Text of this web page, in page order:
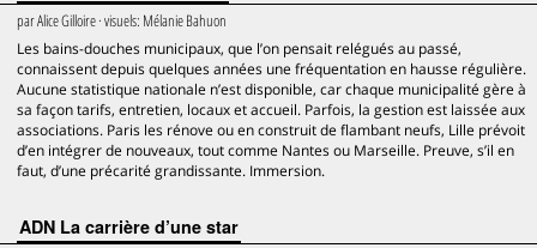
parAlice Gilloire· visuels: Mélanie Bahuon
Les bains-douches municipaux, que l’on pensait relégués au passé,
connaissent depuis quelques années une fréquentation en hausse régulière.
Aucune statistique nationale n’est disponible, car chaque municipalité gère à
sa façon tarifs, entretien, locaux et accueil. Parfois, la gestion est laissée aux
associations. Paris les rénove ou en construit de flambant neufs, Lille prévoit
d’en intégrer de nouveaux, tout comme Nantes ou Marseille. Preuve, s’il en
faut, d’une précarité grandissante. Immersion.
ADN La carrière d’une star